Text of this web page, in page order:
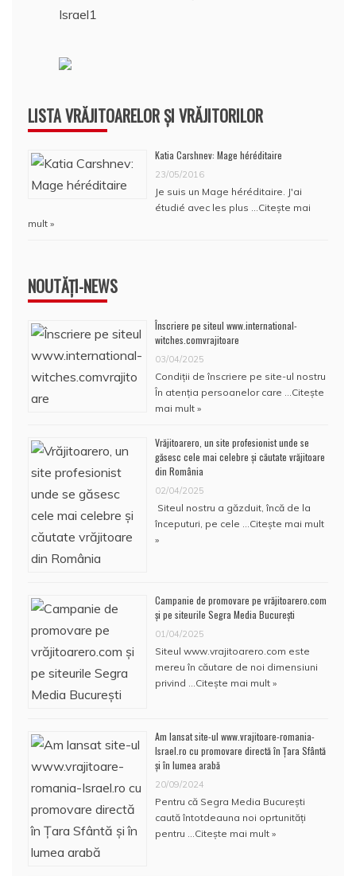
LISTA VRĂJITOARELOR ȘI VRĂJITORILOR
Katia Carshnev: Mage héréditaire
23/05/2016
Je suis un Mage héréditaire. J'ai
étudié avec les plus …Citește mai
mult »
NOUTĂȚI-NEWS
Înscriere pe siteul www.international-
witches.comvrajitoare
03/04/2025
Condiţii de înscriere pe site-ul nostru
În atenţia persoanelor care …Citește
mai mult »
Vrăjitoarero, un site profesionist unde se
găsesc cele mai celebre și căutate vrăjitoare
din România
02/04/2025
Siteul nostru a găzduit, încă de la
începuturi, pe cele …Citește mai mult
»
Campanie de promovare pe vrăjitoarero.com
și pe siteurile Segra Media București
01/04/2025
Siteul www.vrajitoarero.com este
mereu în căutare de noi dimensiuni
privind …Citește mai mult »
Am lansat site-ul www.vrajitoare-romania-
Israel.ro cu promovare directă în Țara Sfântă
și în lumea arabă
20/09/2024
Pentru că Segra Media București
caută întotdeauna noi oprtunități
pentru …Citește mai mult »